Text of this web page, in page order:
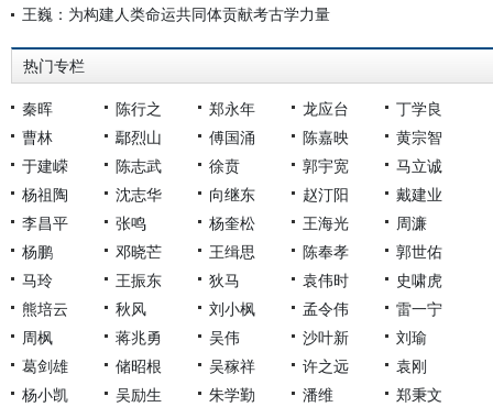
王巍：为构建人类命运共同体贡献考古学力量
热门专栏
秦晖 陈行之 郑永年 龙应台
丁学良
曹林
鄢烈山 傅国涌 陈嘉映
黄宗智
于建嵘
陈志武 徐贲 郭宇宽
马立诚
杨祖陶
沈志华 向继东 赵汀阳
戴建业
李昌平
张鸣 杨奎松 王海光
周濂
杨鹏
邓晓芒 王缉思 陈奉孝
郭世佑
马玲
王振东 狄马 袁伟时
史啸虎
熊培云
秋风 刘小枫 孟令伟
雷一宁
周枫
蒋兆勇 吴伟 沙叶新
刘瑜
葛剑雄
储昭根 吴稼祥 许之远
袁刚
杨小凯
吴励生 朱学勤 潘维 郑秉文